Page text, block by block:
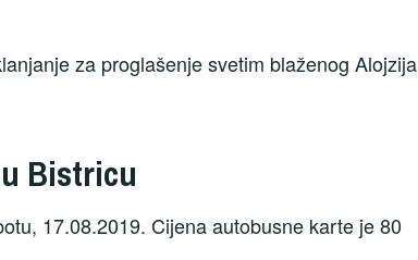
za proglašenje svetim blaženog Alojzija
Bistricu
17.08.2019. Cijena autobusne karte je 80